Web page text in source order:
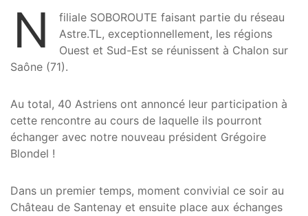
N
filiale SOBOROUTE faisant partie du réseau
Astre.TL, exceptionnellement, les régions
Ouest et Sud-Est se réunissent à Chalon sur
Saône (71).
Au total, 40 Astriens ont annoncé leur participation à
cette rencontre au cours de laquelle ils pourront
échanger avec notre nouveau président Grégoire
Blondel !
Dans un premier temps, moment convivial ce soir au
Château de Santenay et ensuite place aux échanges